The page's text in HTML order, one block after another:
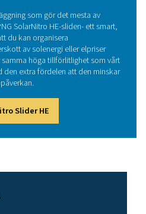
fungerar en
tryckluftsproduktion, följt av
föroreningar. Den renade
som kräver oavbruten